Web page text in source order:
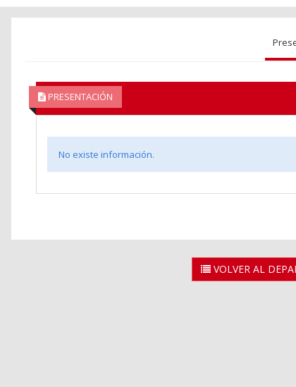
PRESENTACIÓN
No existe información.
VOLVER AL